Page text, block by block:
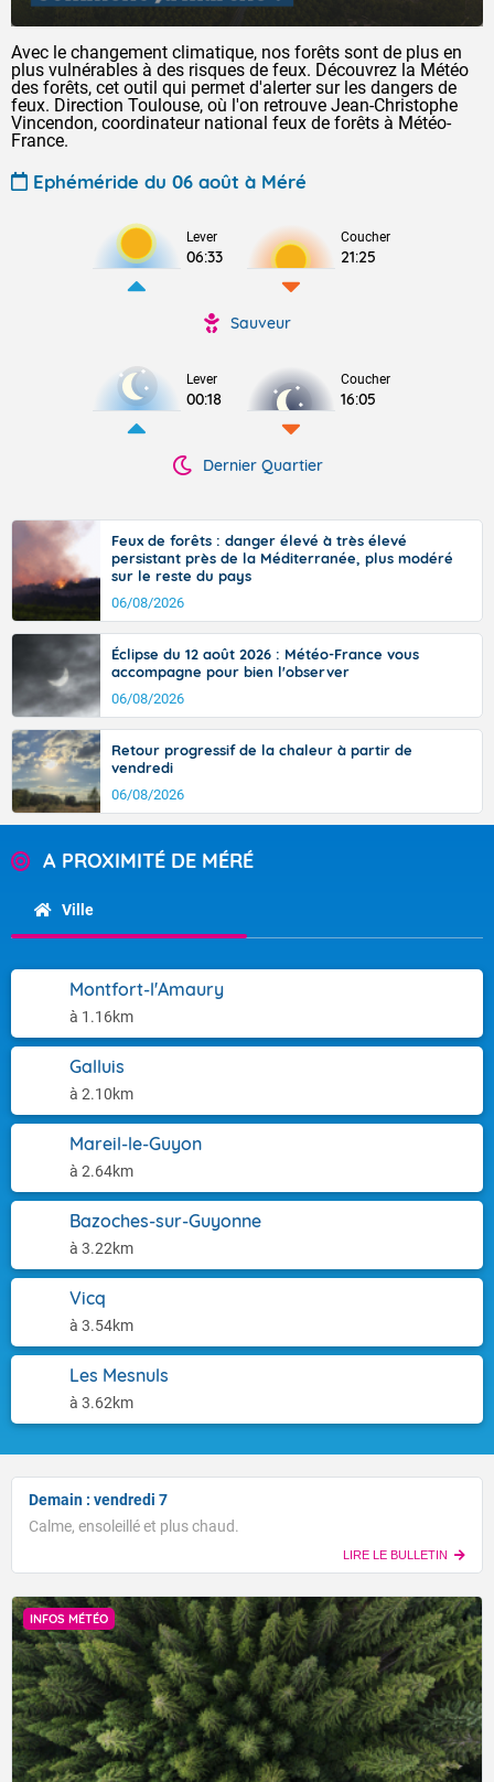
Avec le changement climatique, nos forêts sont de plus en
plus vulnérables à des risques de feux. Découvrez la Météo
des forêts, cet outil qui permet d'alerter sur les dangers de
feux. Direction Toulouse, où l'on retrouve Jean-Christophe
Vincendon, coordinateur national feux de forêts à Météo-
France.
Ephéméride du 06 août à Méré
Lever
06:33
Coucher
21:25
Sauveur
Lever
00:18
Coucher
16:05
Dernier Quartier
Feux de forêts : danger élevé à très élevé
persistant près de la Méditerranée, plus modéré
sur le reste du pays
06/08/2026
Éclipse du 12 août 2026 : Météo-France vous
accompagne pour bien l'observer
06/08/2026
Retour progressif de la chaleur à partir de
vendredi
06/08/2026
A PROXIMITÉ DE MÉRÉ
Ville
Montfort-l'Amaury
à 1.16km
Galluis
à 2.10km
Mareil-le-Guyon
à 2.64km
Bazoches-sur-Guyonne
à 3.22km
Vicq
à 3.54km
Les Mesnuls
à 3.62km
Demain : vendredi 7
Calme, ensoleillé et plus chaud.
LIRE LE BULLETIN
INFOS MÉTÉO